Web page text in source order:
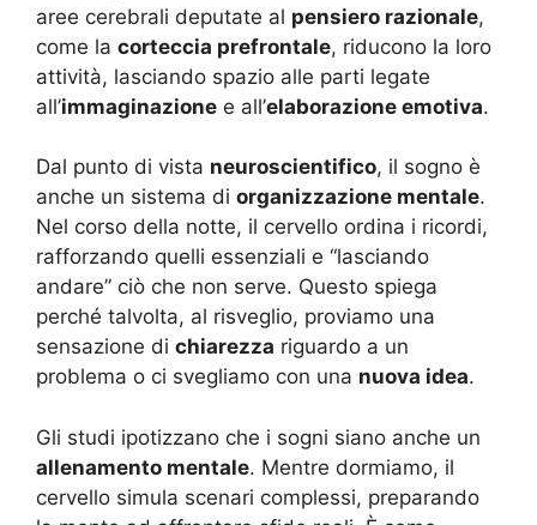
aree cerebrali deputate al pensiero razionale,
come la corteccia prefrontale, riducono la loro
attività, lasciando spazio alle parti legate
all’immaginazione e all’elaborazione emotiva.
Dal punto di vista neuroscientifico, il sogno è
anche un sistema di organizzazione mentale.
Nel corso della notte, il cervello ordina i ricordi,
rafforzando quelli essenziali e “lasciando
andare” ciò che non serve. Questo spiega
perché talvolta, al risveglio, proviamo una
sensazione di chiarezza riguardo a un
problema o ci svegliamo con una nuova idea.
Gli studi ipotizzano che i sogni siano anche un
allenamento mentale. Mentre dormiamo, il
cervello simula scenari complessi, preparando